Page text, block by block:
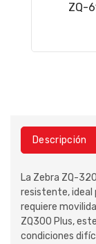
ZQ-
Descripción
La Zebra ZQ-
resistente, ideal
requiere
ZQ300 Plus,
condiciones